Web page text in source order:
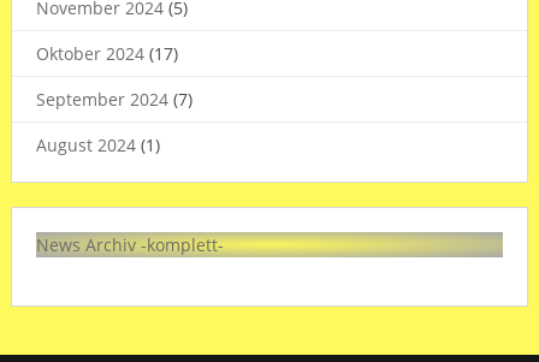
November 2024(5)
Oktober 2024(17)
September 2024(7)
August 2024(1)
News Archiv -komplett-